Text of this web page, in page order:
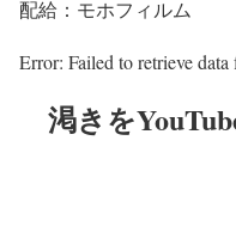
配給：モホフィルム
Error: Failed to retrieve data
渇きを